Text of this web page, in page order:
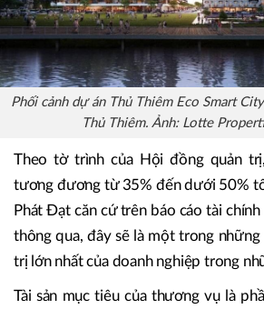
Phối cảnh dự án Thủ Thiêm Eco Smart
Thủ Thiêm. Ảnh: Lotte
Theo tờ trình của Hội đồng quản
tương đương từ 35% đến dưới 50%
Phát Đạt căn cứ trên báo cáo tài
thông qua, đây sẽ là một trong
trị lớn nhất của doanh nghiệp trong
Tài sản mục tiêu của thương vụ là